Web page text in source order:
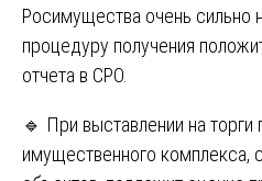
Росимущества очень сильно
процедуру получения
отчета в СРО.
🔹 При выставлении на торги
имущественного комплекса,